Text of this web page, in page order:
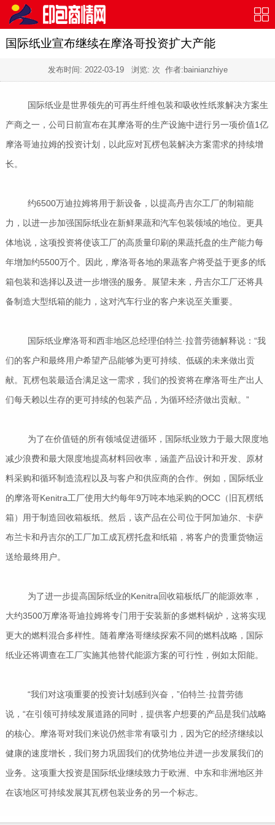
国际纸业宣布继续在摩洛哥投资扩大产能
发布时间: 2022-03-19浏览: 次 作者:bainianzhiye
国际纸业是世界领先的可再生纤维包装和吸收性纸浆解决方案生
产商之一，公司日前宣布在其摩洛哥的生产设施中进行另一项价值1亿
摩洛哥迪拉姆的投资计划，以此应对瓦楞包装解决方案需求的持续增
长。
约6500万迪拉姆将用于新设备，以提高丹吉尔工厂的制箱能
力，以进一步加强国际纸业在新鲜果蔬和汽车包装领域的地位。更具
体地说，这项投资将使该工厂的高质量印刷的果蔬托盘的生产能力每
年增加约5500万个。因此，摩洛哥各地的果蔬客户将受益于更多的纸
箱包装和选择以及进一步增强的服务。展望未来，丹吉尔工厂还将具
备制造大型纸箱的能力，这对汽车行业的客户来说至关重要。
国际纸业摩洛哥和西非地区总经理伯特兰·拉普劳德解释说：“我
们的客户和最终用户希望产品能够为更可持续、低碳的未来做出贡
献。瓦楞包装最适合满足这一需求，我们的投资将在摩洛哥生产出人
们每天赖以生存的更可持续的包装产品，为循环经济做出贡献。”
为了在价值链的所有领域促进循环，国际纸业致力于最大限度地
减少浪费和最大限度地提高材料回收率，涵盖产品设计和开发、原材
料采购和循环制造流程以及与客户和供应商的合作。例如，国际纸业
的摩洛哥Kenitra工厂使用大约每年9万吨本地采购的OCC（旧瓦楞纸
箱）用于制造回收箱板纸。然后，该产品在公司位于阿加迪尔、卡萨
布兰卡和丹吉尔的工厂加工成瓦楞托盘和纸箱，将客户的贵重货物运
送给最终用户。
为了进一步提高国际纸业的Kenitra回收箱板纸厂的能源效率，
大约3500万摩洛哥迪拉姆将专门用于安装新的多燃料锅炉，这将实现
更大的燃料混合多样性。随着摩洛哥继续探索不同的燃料战略，国际
纸业还将调查在工厂实施其他替代能源方案的可行性，例如太阳能。
“我们对这项重要的投资计划感到兴奋，”伯特兰·拉普劳德
说，“在引领可持续发展道路的同时，提供客户想要的产品是我们战略
的核心。摩洛哥对我们来说仍然非常有吸引力，因为它的经济继续以
健康的速度增长，我们努力巩固我们的优势地位并进一步发展我们的
业务。这项重大投资是国际纸业继续致力于欧洲、中东和非洲地区并
在该地区可持续发展其瓦楞包装业务的另一个标志。